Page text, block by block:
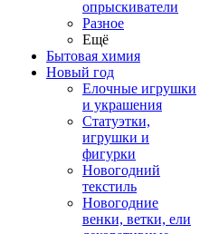
опрыскиватели
Разное
Ещё
Бытовая химия
Новый год
Елочные игрушки
и украшения
Статуэтки,
игрушки и
фигурки
Новогодний
текстиль
Новогодние
венки, ветки, ели